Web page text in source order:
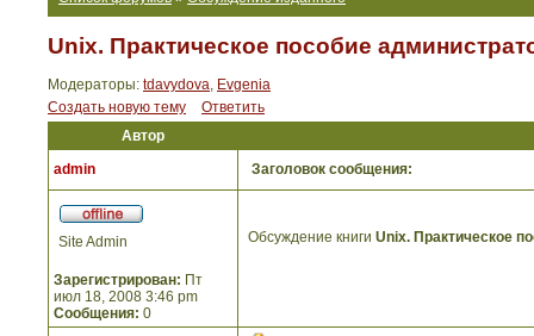
Unix. Практическое пособие
Модераторы: tdavydova, Evgenia
Создать новую тему
Ответить
Автор
admin
Заголовок сообщения:
Site Admin
Зарегистрирован: Пт
июл 18, 2008 3:46 pm
Сообщения: 0
Обсуждение книги Unix. Практическое